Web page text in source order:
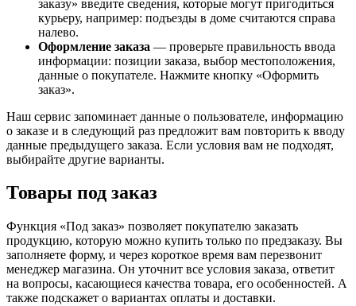
заказу» введите сведения, которые могут пригодиться
курьеру, например: подъезды в доме считаются справа
налево.
Оформление заказа — проверьте правильность ввода
информации: позиции заказа, выбор местоположения,
данные о покупателе. Нажмите кнопку «Оформить
заказ».
Наш сервис запоминает данные о пользователе, информацию
о заказе и в следующий раз предложит вам повторить к вводу
данные предыдущего заказа. Если условия вам не подходят,
выбирайте другие варианты.
Товары под заказ
Функция «Под заказ» позволяет покупателю заказать
продукцию, которую можно купить только по предзаказу. Вы
заполняете форму, и через короткое время вам перезвонит
менеджер магазина. Он уточнит все условия заказа, ответит
на вопросы, касающиеся качества товара, его особенностей. А
также подскажет о вариантах оплаты и доставки.